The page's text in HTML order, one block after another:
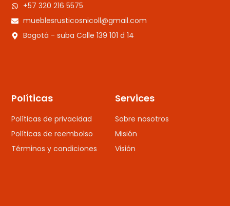
Services
Sobre nosotros
Misión
Visión
Políticas
Políticas de privacidad
Políticas de reembolso
Términos y condiciones
+57 320 216 5575
mueblesrusticosnicoll@gmail.com
Bogotá - suba Calle 139 101 d 14